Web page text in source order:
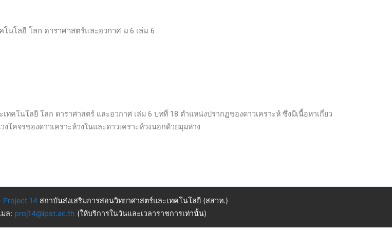
นโลยี โลก ดาราศาสตร์และอวกาศ ม.6 เล่ม 6
ทคโนโลยี โลก ดาราศาสตร์ และอวกาศ เล่ม 6 บทที่ 18 ตำแหน่งปรากฏของดาวเคราะห์ ซึ่งมีเนื้อหาเกี่ยว
โคจรของดาวเคราะห์วงในและดาวเคราะห์วงนอกด้วยมุมห่าง
14 สถาบันส่งเสริมการสอนวิทยาศาสตร์และเทคโนโลยี (สสวท.)
ล: proj14@ipst.ac.th (ให้บริการในวันและเวลาราชการเท่านั้น)